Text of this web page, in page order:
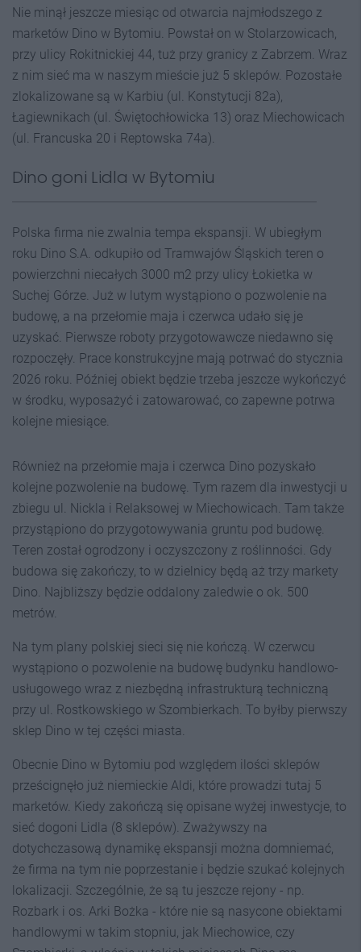
Nie minął jeszcze miesiąc od otwarcia najmłodszego z
marketów Dino w Bytomiu. Powstał on w Stolarzowicach,
przy ulicy Rokitnickiej 44, tuż przy granicy z Zabrzem. Wraz
z nim sieć ma w naszym mieście już 5 sklepów. Pozostałe
zlokalizowane są w Karbiu (ul. Konstytucji 82a),
Łagiewnikach (ul. Świętochłowicka 13) oraz Miechowicach
(ul. Francuska 20 i Reptowska 74a).
Dino goni Lidla w Bytomiu
Polska firma nie zwalnia tempa ekspansji. W ubiegłym
roku Dino S.A. odkupiło od Tramwajów Śląskich teren o
powierzchni niecałych 3000 m2 przy ulicy Łokietka w
Suchej Górze. Już w lutym wystąpiono o pozwolenie na
budowę, a na przełomie maja i czerwca udało się je
uzyskać. Pierwsze roboty przygotowawcze niedawno się
rozpoczęły. Prace konstrukcyjne mają potrwać do stycznia
2026 roku. Później obiekt będzie trzeba jeszcze wykończyć
w środku, wyposażyć i zatowarować, co zapewne potrwa
kolejne miesiące.
Również na przełomie maja i czerwca Dino pozyskało
kolejne pozwolenie na budowę. Tym razem dla inwestycji u
zbiegu ul. Nickla i Relaksowej w Miechowicach. Tam także
przystąpiono do przygotowywania gruntu pod budowę.
Teren został ogrodzony i oczyszczony z roślinności. Gdy
budowa się zakończy, to w dzielnicy będą aż trzy markety
Dino. Najbliższy będzie oddalony zaledwie o ok. 500
metrów.
Na tym plany polskiej sieci się nie kończą. W czerwcu
wystąpiono o pozwolenie na budowę budynku handlowo-
usługowego wraz z niezbędną infrastrukturą techniczną
przy ul. Rostkowskiego w Szombierkach. To byłby pierwszy
sklep Dino w tej części miasta.
Obecnie Dino w Bytomiu pod względem ilości sklepów
prześcignęło już niemieckie Aldi, które prowadzi tutaj 5
marketów. Kiedy zakończą się opisane wyżej inwestycje, to
sieć dogoni Lidla (8 sklepów). Zważywszy na
dotychczasową dynamikę ekspansji można domniemać,
że firma na tym nie poprzestanie i będzie szukać kolejnych
lokalizacji. Szczególnie, że są tu jeszcze rejony - np.
Rozbark i os. Arki Bożka - które nie są nasycone obiektami
handlowymi w takim stopniu, jak Miechowice, czy